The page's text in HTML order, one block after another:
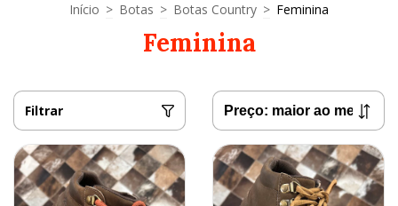
Início > Botas > Botas Country > Feminina
Feminina
Filtrar